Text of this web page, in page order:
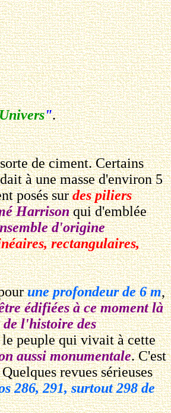
".
de ciment. Certains
à une masse d'environ 5
posés surdes piliers
Harrisonqui d'emblée
d'origine
rectangulaires,
une profondeur de 6 m,
édifiées à ce moment là
l'histoire des
peuple qui vivait à cette
aussi monumentale. C'est
revues sérieuses
286, 291, surtout 298 de